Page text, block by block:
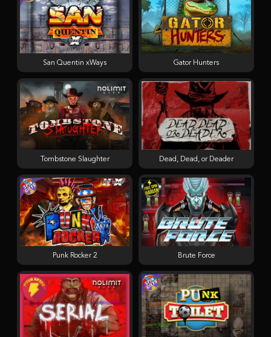
Dead, Dead, or Deader
Brute Force
Tombstone Slaughter
Punk Rocker 2
Gator Hunters
San Quentin xWays